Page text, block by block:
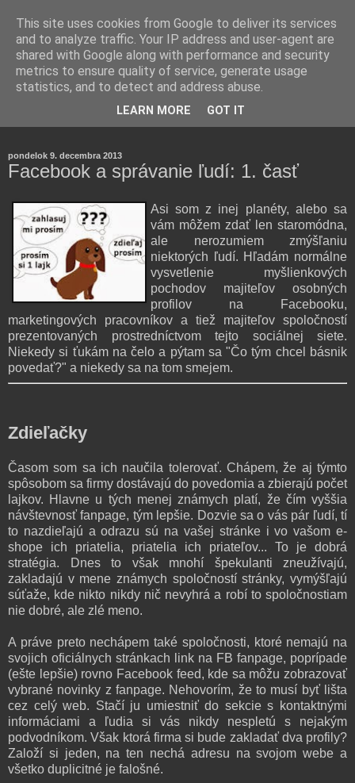
rozoberá témy o zdraví, živote a všetko možné.
pondelok 9. decembra 2013
Facebook a správanie ľudí: 1. časť
Asi som z inej planéty, alebo sa
vám môžem zdať len staromódna,
ale nerozumiem zmýšľaniu
niektorých ľudí. Hľadám normálne
vysvetlenie myšlienkových
pochodov majiteľov osobných
profilov na Facebooku,
marketingových pracovníkov a tiež majiteľov spoločností
prezentovaných prostredníctvom tejto sociálnej siete.
Niekedy si ťukám na čelo a pýtam sa "Čo tým chcel básnik
povedať?" a niekedy sa na tom smejem.
Zdieľačky
Časom som sa ich naučila tolerovať. Chápem, že aj týmto
spôsobom sa firmy dostávajú do povedomia a zbierajú počet
lajkov. Hlavne u tých menej známych platí, že čím vyššia
návštevnosť fanpage, tým lepšie. Dozvie sa o vás pár ľudí, tí
to nazdieľajú a odrazu sú na vašej stránke i vo vašom e-
shope ich priatelia, priatelia ich priateľov... To je dobrá
stratégia. Dnes to však mnohí špekulanti zneužívajú,
zakladajú v mene známych spoločností stránky, vymýšľajú
súťaže, kde nikto nikdy nič nevyhrá a robí to spoločnostiam
nie dobré, ale zlé meno.
A práve preto nechápem také spoločnosti, ktoré nemajú na
svojich oficiálnych stránkach link na FB fanpage, poprípade
(ešte lepšie) rovno Facebook feed, kde sa môžu zobrazovať
vybrané novinky z fanpage. Nehovorím, že to musí byť lišta
cez celý web. Stačí ju umiestniť do sekcie s kontaktnými
informáciami a ľudia si vás nikdy nespletú s nejakým
podvodníkom. Však ktorá firma si bude zakladať dva profily?
Založí si jeden, na ten nechá adresu na svojom webe a
všetko duplicitné je falošné.
This site uses cookies from Google to deliver its services
and to analyze traffic. Your IP address and user-agent are
shared with Google along with performance and security
metrics to ensure quality of service, generate usage
statistics, and to detect and address abuse.
LEARN MORE GOT IT